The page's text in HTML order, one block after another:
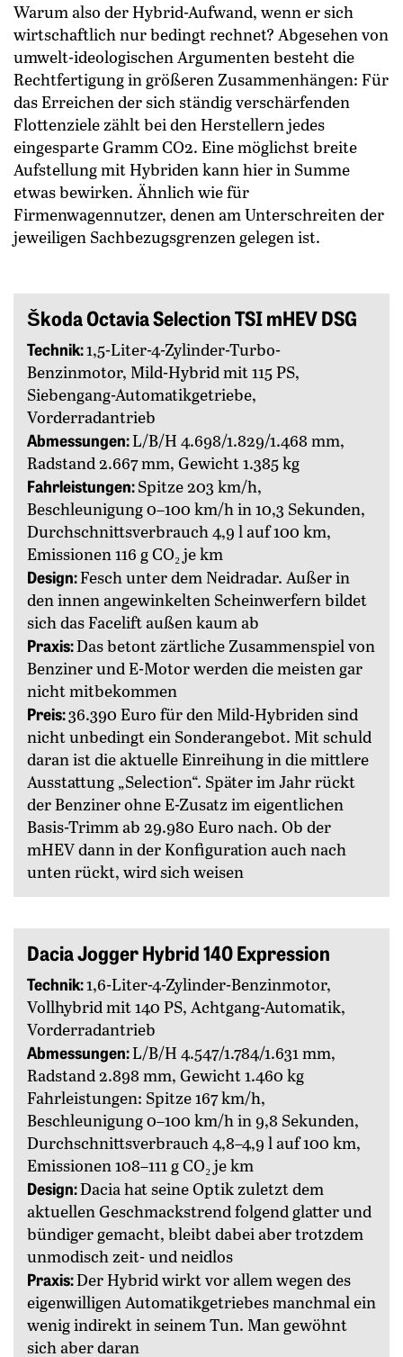
Warum also der Hybrid-Aufwand, wenn er sich
wirtschaftlich nur bedingt rechnet? Abgesehen von
umwelt-ideologischen Argumenten besteht die
Rechtfertigung in größeren Zusammenhängen: Für
das Erreichen der sich ständig verschärfenden
Flottenziele zählt bei den Herstellern jedes
eingesparte Gramm CO2. Eine möglichst breite
Aufstellung mit Hybriden kann hier in Summe
etwas bewirken. Ähnlich wie für
Firmenwagennutzer, denen am Unterschreiten der
jeweiligen Sachbezugsgrenzen gelegen ist.
Škoda Octavia Selection TSI mHEV DSG
Technik:1,5-Liter-4-Zylinder-Turbo-
Benzinmotor, Mild-Hybrid mit 115 PS,
Siebengang-Automatikgetriebe,
Vorderradantrieb
Abmessungen:L/B/H 4.698/1.829/1.468 mm,
Radstand 2.667 mm, Gewicht 1.385 kg
Fahrleistungen:Spitze 203 km/h,
Beschleunigung 0–100 km/h in 10,3 Sekunden,
Durchschnittsverbrauch 4,9 l auf 100 km,
Emissionen 116 g CO₂ je km
Design:Fesch unter dem Neidradar. Außer in
den innen angewinkelten Scheinwerfern bildet
sich das Facelift außen kaum ab
Praxis:Das betont zärtliche Zusammenspiel von
Benziner und E-Motor werden die meisten gar
nicht mitbekommen
Preis:36.390 Euro für den Mild-Hybriden sind
nicht unbedingt ein Sonderangebot. Mit schuld
daran ist die aktuelle Einreihung in die mittlere
Ausstattung „Selection“. Später im Jahr rückt
der Benziner ohne E-Zusatz im eigentlichen
Basis-Trimm ab 29.980 Euro nach. Ob der
mHEV dann in der Konfiguration auch nach
unten rückt, wird sich weisen
Dacia Jogger Hybrid 140 Expression
Technik:1,6-Liter-4-Zylinder-Benzinmotor,
Vollhybrid mit 140 PS, Achtgang-Automatik,
Vorderradantrieb
Abmessungen:L/B/H 4.547/1.784/1.631 mm,
Radstand 2.898 mm, Gewicht 1.460 kg
Fahrleistungen: Spitze 167 km/h,
Beschleunigung 0–100 km/h in 9,8 Sekunden,
Durchschnittsverbrauch 4,8–4,9 l auf 100 km,
Emissionen 108–111 g CO₂ je km
Design:Dacia hat seine Optik zuletzt dem
aktuellen Geschmackstrend folgend glatter und
bündiger gemacht, bleibt dabei aber trotzdem
unmodisch zeit- und neidlos
Praxis:Der Hybrid wirkt vor allem wegen des
eigenwilligen Automatikgetriebes manchmal ein
wenig indirekt in seinem Tun. Man gewöhnt
sich aber daran